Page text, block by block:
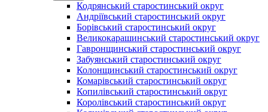
Кодрянський старостинський округ
Андріївський старостинський округ
Борівський старостинський округ
Великокарашинський старостинський округ
Гавронщинський старостинський округ
Забуянський старостинський округ
Колонщинський старостинський округ
Комарівський старостинський округ
Копилівський старостинський округ
Королівський старостинський округ